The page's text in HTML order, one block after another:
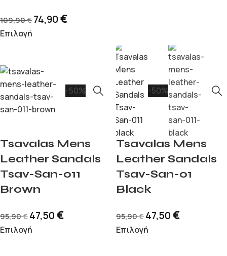
109,90€ 74,90€
Επιλογή
-50%
Tsavalas Mens
Leather Sandals
Tsav-San-011
Brown
95,90€ 47,50€
Επιλογή
-50%
Tsavalas Mens
Leather Sandals
Tsav-San-01
Black
95,90€ 47,50€
Επιλογή